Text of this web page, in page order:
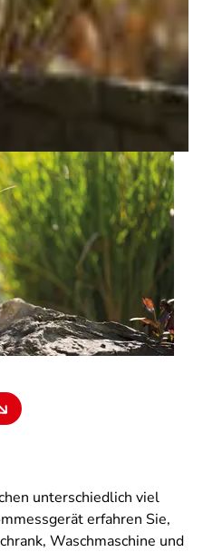
unterschiedlich viel
erfahren Sie,
Waschmaschine und